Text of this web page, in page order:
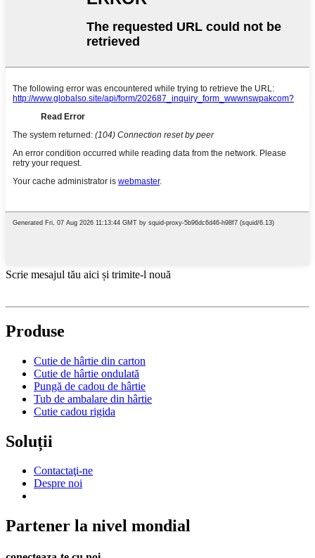
Scrie mesajul tău aici și trimite-l nouă
Produse
Cutie de hârtie din carton
Cutie de hârtie ondulată
Pungă de cadou de hârtie
Tub de ambalare din hârtie
Cutie cadou rigida
Soluții
Contactaţi-ne
Despre noi
Partener la nivel mondial